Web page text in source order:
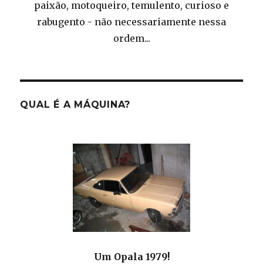
paixão, motoqueiro, temulento, curioso e
rabugento - não necessariamente nessa
ordem...
QUAL É A MÁQUINA?
Um Opala 1979!